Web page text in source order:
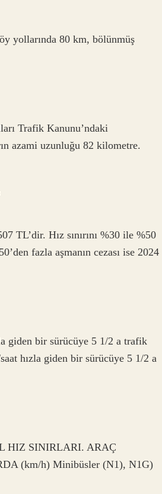
yollarında 80 km, bölünmüş
Trafik Kanunu’ndaki
azami uzunluğu 82 kilometre.
TL’dir. Hız sınırını %30 ile %50
fazla aşmanın cezası ise 2024
giden bir sürücüye 5 1/2 a trafik
hızla giden bir sürücüye 5 1/2 a
HIZ SINIRLARI. ARAÇ
(km/h) Minibüsler (N1), N1G)